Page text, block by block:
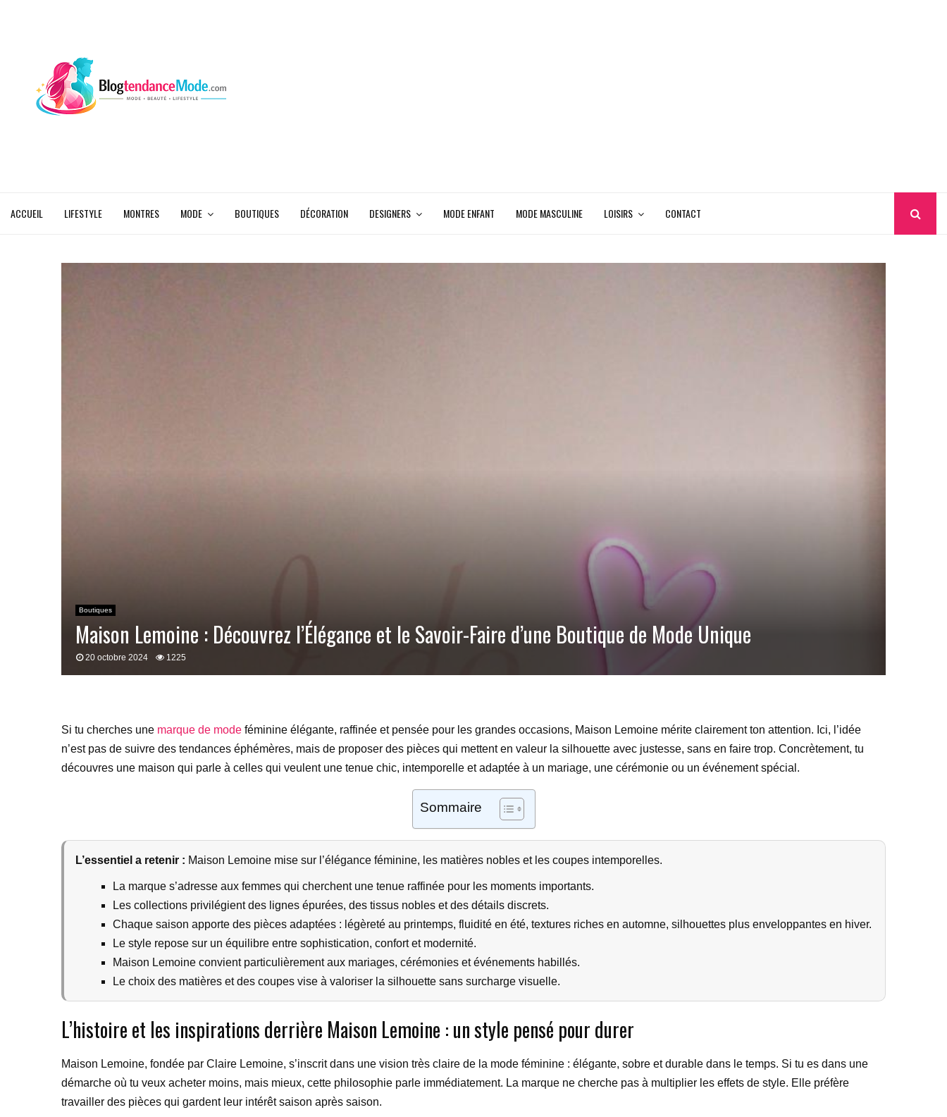
ACCUEIL LIFESTYLE MONTRES MODE BOUTIQUES DÉCORATION DESIGNERS MODE ENFANT MODE MASCULINE LOISIRS CONTACT
Boutiques
Maison Lemoine : Découvrez l’Élégance et le Savoir-Faire d’une Boutique de Mode Unique
20 octobre 2024 1225
Si tu cherches une marque de mode féminine élégante, raffinée et pensée pour les grandes occasions, Maison Lemoine mérite clairement ton attention. Ici, l’idée
n’est pas de suivre des tendances éphémères, mais de proposer des pièces qui mettent en valeur la silhouette avec justesse, sans en faire trop. Concrètement, tu
découvres une maison qui parle à celles qui veulent une tenue chic, intemporelle et adaptée à un mariage, une cérémonie ou un événement spécial.
Sommaire
L’essentiel a retenir : Maison Lemoine mise sur l’élégance féminine, les matières nobles et les coupes intemporelles.
La marque s’adresse aux femmes qui cherchent une tenue raffinée pour les moments importants.
Les collections privilégient des lignes épurées, des tissus nobles et des détails discrets.
Chaque saison apporte des pièces adaptées : légèreté au printemps, fluidité en été, textures riches en automne, silhouettes plus enveloppantes en hiver.
Le style repose sur un équilibre entre sophistication, confort et modernité.
Maison Lemoine convient particulièrement aux mariages, cérémonies et événements habillés.
Le choix des matières et des coupes vise à valoriser la silhouette sans surcharge visuelle.
L’histoire et les inspirations derrière Maison Lemoine : un style pensé pour durer
Maison Lemoine, fondée par Claire Lemoine, s’inscrit dans une vision très claire de la mode féminine : élégante, sobre et durable dans le temps. Si tu es dans une
démarche où tu veux acheter moins, mais mieux, cette philosophie parle immédiatement. La marque ne cherche pas à multiplier les effets de style. Elle préfère
travailler des pièces qui gardent leur intérêt saison après saison.